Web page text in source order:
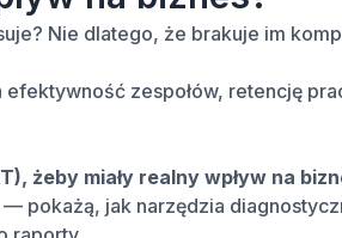
Nie dlatego, że brakuje im
zespołów, retencję
żeby miały realny wpływ na
jak narzędzia